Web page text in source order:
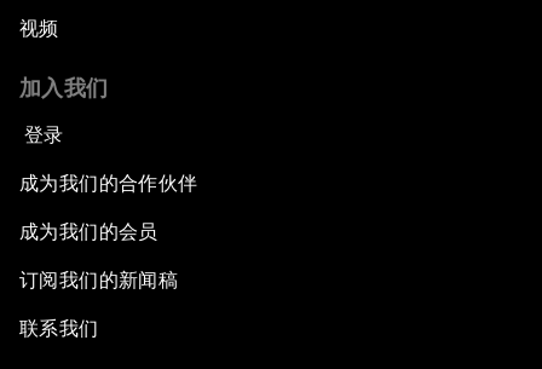
视频
加入我们
登录
成为我们的合作伙伴
成为我们的会员
订阅我们的新闻稿
联系我们